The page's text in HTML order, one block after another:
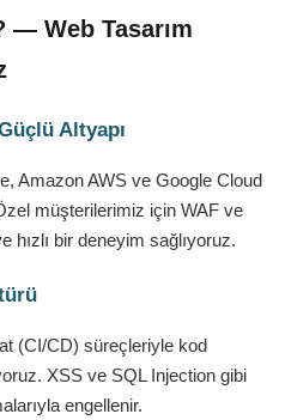
— Web Tasarım
Altyapı
Amazon AWS ve Google Cloud
müşterilerimiz için WAF ve
bir deneyim sağlıyoruz.
(CI/CD) süreçleriyle kod
XSS ve SQL Injection gibi
engellenir.